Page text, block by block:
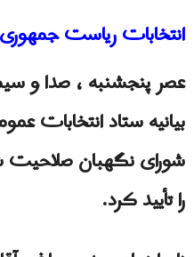
انتخابات رياست جمهورى
عصر پنجشنبه ، صدا و
بیانیه ستاد انتخابات
شورای نگهبان
را تأیید کرد.